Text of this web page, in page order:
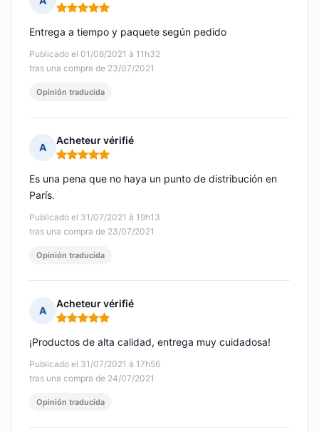
Nota: 5 de 5
Publicado el 01/08/2021 à 11h32
tras una compra de 23/07/2021
Entrega a tiempo y paquete según pedido
Opinión traducida
A
Acheteur vérifié
Nota: 5 de 5
Publicado el 31/07/2021 à 19h13
tras una compra de 23/07/2021
Es una pena que no haya un punto de distribución en
París.
Opinión traducida
A
Acheteur vérifié
Nota: 5 de 5
Publicado el 31/07/2021 à 17h56
tras una compra de 24/07/2021
¡Productos de alta calidad, entrega muy cuidadosa!
Opinión traducida